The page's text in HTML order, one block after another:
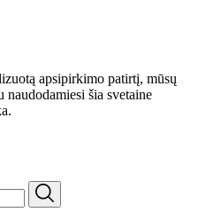
apsipirkimo patirtį, mūsų
naudodamiesi šia svetaine